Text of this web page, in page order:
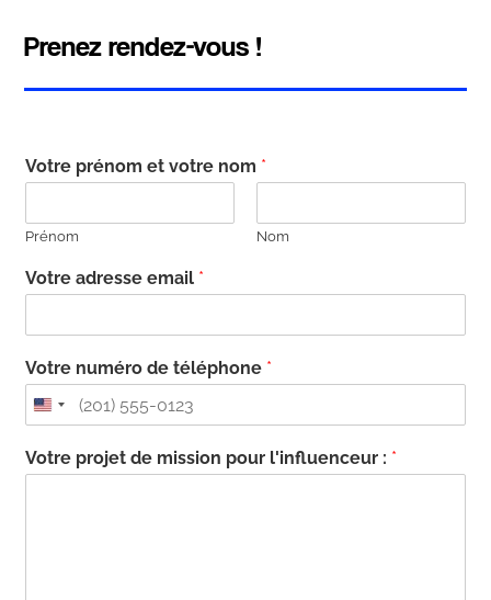
Prenez rendez-vous !
Votre prénom et votre nom *
Prénom Nom
Votre adresse email *
Votre numéro de téléphone *
Votre projet de mission pour l'influenceur : *